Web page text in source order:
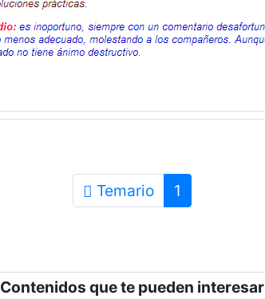
Temario 1
Contenidos que te pueden interesar